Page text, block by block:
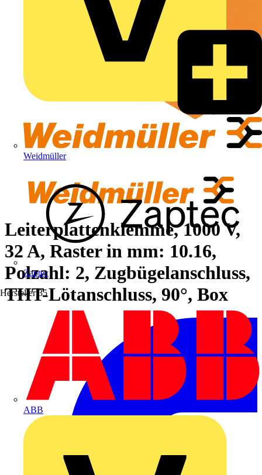
Weidmüller
Zaptec
Hersteller 35
ABB
Leiterplattenklemme, 1000 V,
32 A, Raster in mm: 10.16,
Polzahl: 2, Zugbügelanschluss,
THT-Lötanschluss, 90°, Box